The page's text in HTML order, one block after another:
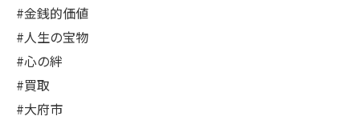
#金銭的価値
#人生の宝物
#心の絆
#買取
#大府市